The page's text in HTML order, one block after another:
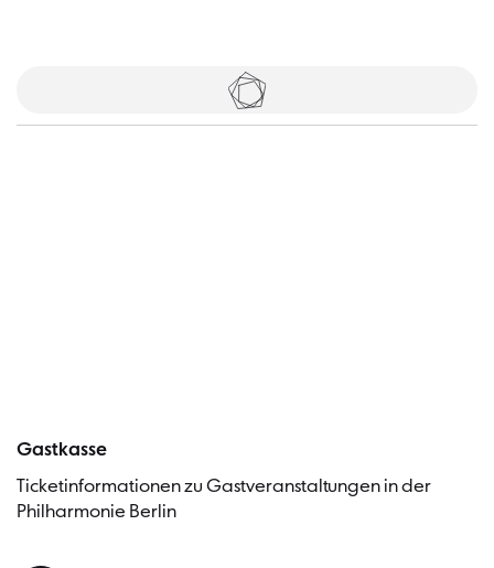
Tickets
Gastkasse
Ticketinformationen zu Gastveranstaltungen in der
Philharmonie Berlin